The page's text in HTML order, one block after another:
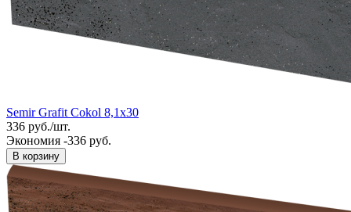
Semir Grafit Cokol 8,1x30
336 руб./шт.
Экономия -336 руб.
В корзину